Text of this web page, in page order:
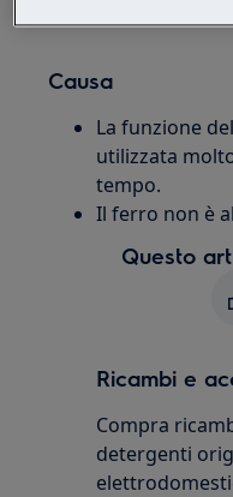
Causa
La funzione
utilizzata
tempo.
Il ferro non è
Questo
Ricambi e
Compra
detergenti